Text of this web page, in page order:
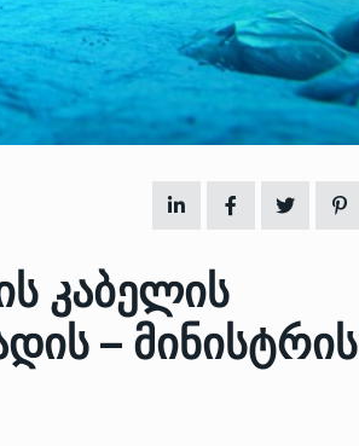
კაბელის
– მინისტრის
11
ზურაბ აზარაშვილი:
„სოციალურად დაუცველთა
დასაქმების პროგრამაში,…
12 ᲠᲔᲒᲘᲝᲜᲔᲑᲘ 13/05/2022
მარაგი დღეისათვის გვაქვს